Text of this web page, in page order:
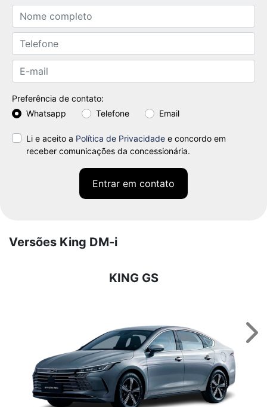
Preferência de contato:
Whatsapp
Telefone Email
Li e aceito a Política de Privacidade e concordo em
receber comunicações da concessionária.
Entrar em contato
Versões King DM-i
KING GS